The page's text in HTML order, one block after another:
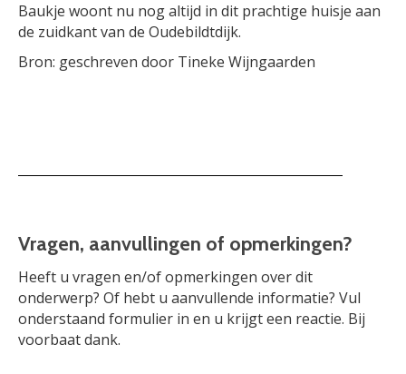
Baukje woont nu nog altijd in dit prachtige huisje aan
de zuidkant van de Oudebildtdijk.
Bron: geschreven door Tineke Wijngaarden
Vragen, aanvullingen of opmerkingen?
Heeft u vragen en/of opmerkingen over dit
onderwerp? Of hebt u aanvullende informatie? Vul
onderstaand formulier in en u krijgt een reactie. Bij
voorbaat dank.